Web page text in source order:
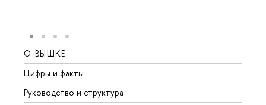
О ВЫШКЕ
Цифры и факты
Руководство и структура